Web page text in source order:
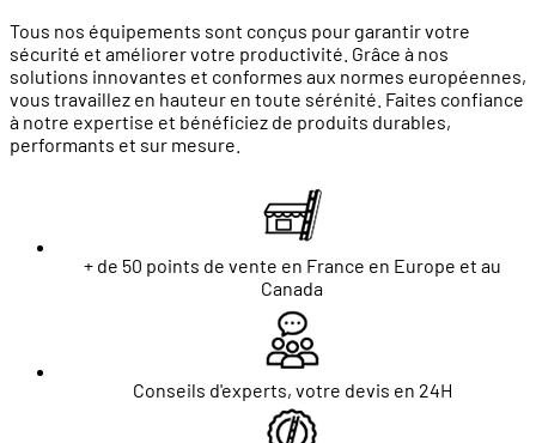
Tous nos équipements sont conçus pour garantir votre
sécurité et améliorer votre productivité. Grâce à nos
solutions innovantes et conformes aux normes européennes,
vous travaillez en hauteur en toute sérénité. Faites confiance
à notre expertise et bénéficiez de produits durables,
performants et sur mesure.
+ de 50 points de vente en France en Europe et au
Canada
Conseils d'experts, votre devis en 24H